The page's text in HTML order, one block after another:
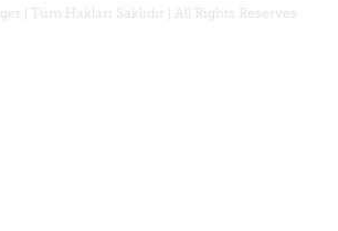
| Tüm Hakları Saklıdır | All Rights Reserves